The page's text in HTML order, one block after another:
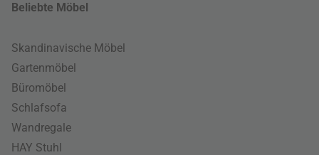
Beliebte Möbel
Skandinavische Möbel
Gartenmöbel
Büromöbel
Schlafsofa
Wandregale
HAY Stuhl